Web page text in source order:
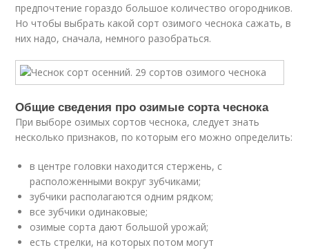
предпочтение гораздо большое количество огородников.
Но чтобы выбрать какой сорт озимого чеснока сажать, в
них надо, сначала, немного разобраться.
Общие сведения про озимые сорта чеснока
При выборе озимых сортов чеснока, следует знать
несколько признаков, по которым его можно определить:
в центре головки находится стержень, с
расположенными вокруг зубчиками;
зубчики располагаются одним рядком;
все зубчики одинаковые;
озимые сорта дают большой урожай;
есть стрелки, на которых потом могут